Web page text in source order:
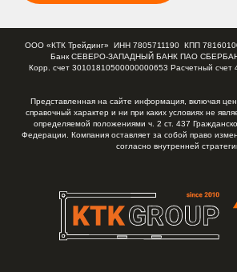
ООО «КТК Трейдинг» ИНН 7805711190 КПП
Банк СЕВЕРО-ЗАПАДНЫЙ БАНК ПАО
Корр. счет 30101810500000000653 Расчетный счет
Представленная на сайте информация, включая
справочный характер и ни при каких условиях не
определяемой положениями ч. 2 ст. 437
Федерации. Компания оставляет за собой право
согласно внутренней